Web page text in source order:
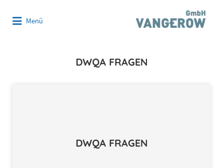
Menü
DWQA FRAGEN
DWQA FRAGEN